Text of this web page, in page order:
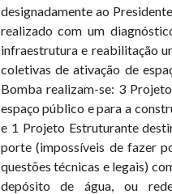
designadamente ao
realizado com um
infraestrutura e reabilitação
coletivas de ativação de
Bomba realizam-se: 3
espaço público e para a
e 1 Projeto Estruturante
porte (impossíveis de fazer
questões técnicas e legais)
depósito de água, ou